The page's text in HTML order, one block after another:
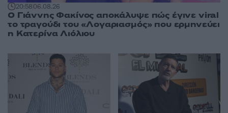
20:5806.08.26
Ο Γιάννης Φακίνος αποκάλυψε πώς έγινε viral
το τραγούδι του «Λογαριασμός» που ερμηνεύει
η Κατερίνα Λιόλιου